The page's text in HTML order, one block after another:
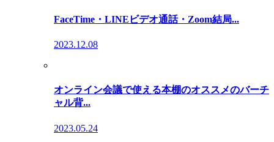
FaceTime・LINEビデオ通話・Zoom結局...
2023.12.08
オンライン会議で使える本棚のオススメのバーチ
ャル背...
2023.05.24